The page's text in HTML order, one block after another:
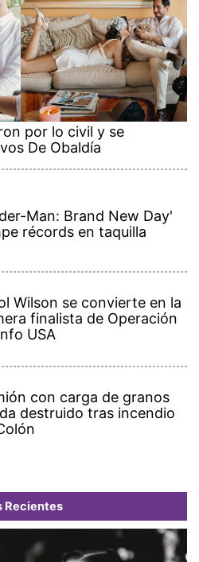
por lo civil y se
De Obaldía
Man: Brand New Day'
récords en taquilla
Wilson se convierte en la
finalista de Operación
USA
con carga de granos
destruido tras incendio
Recientes